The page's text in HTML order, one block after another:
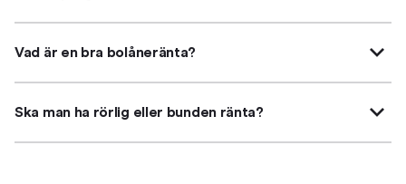
Vad är en bra bolåneränta?
Ska man ha rörlig eller bunden ränta?